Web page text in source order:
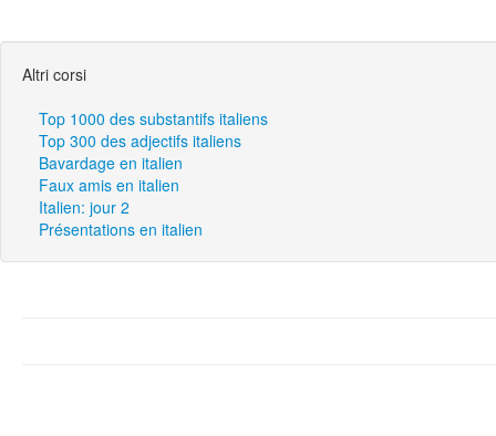
Altri corsi
Top 1000 des substantifs italiens
Top 300 des adjectifs italiens
Bavardage en italien
Faux amis en italien
Italien: jour 2
Présentations en italien